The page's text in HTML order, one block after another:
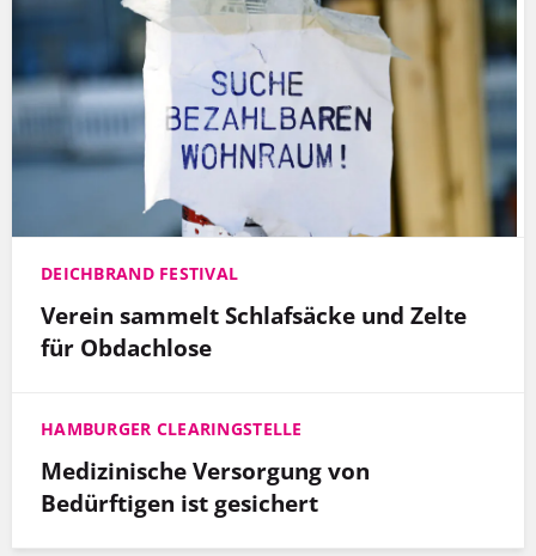
DEICHBRAND FESTIVAL
Verein sammelt Schlafsäcke und Zelte
für Obdachlose
HAMBURGER CLEARINGSTELLE
Medizinische Versorgung von
Bedürftigen ist gesichert